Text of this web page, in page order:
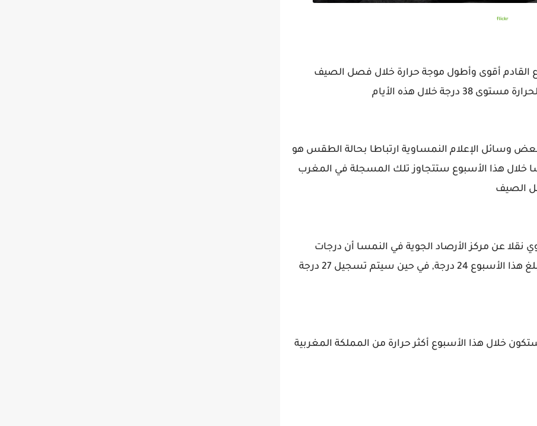
flickr
القادم أقوى وأطول موجة حرارة خلال فصل الصيف
خلال هذه الأيام
وسائل الإعلام النمساوية ارتباطا بحالة الطقس هو
خلال هذا الأسبوع ستتجاوز تلك المسجلة في المغرب
الصيف
نقلا عن مركز الأرصاد الجوية في النمسا أن درجات
الحرارة في السواحل الغربية للمغرب ستبلغ هذا الأسبوع 24 درجة, في حين سيتم تسجيل 27 درجة
خلال هذا الأسبوع أكثر حرارة من المملكة المغربية